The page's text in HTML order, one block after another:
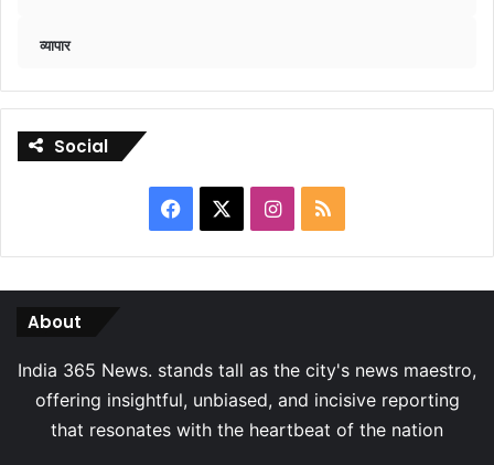
व्यापार
Social
Facebook Instagram
RSS
About